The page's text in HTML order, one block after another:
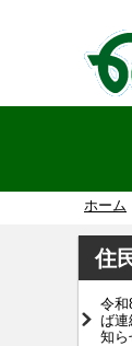
ホーム
住
令
ば連
知ら